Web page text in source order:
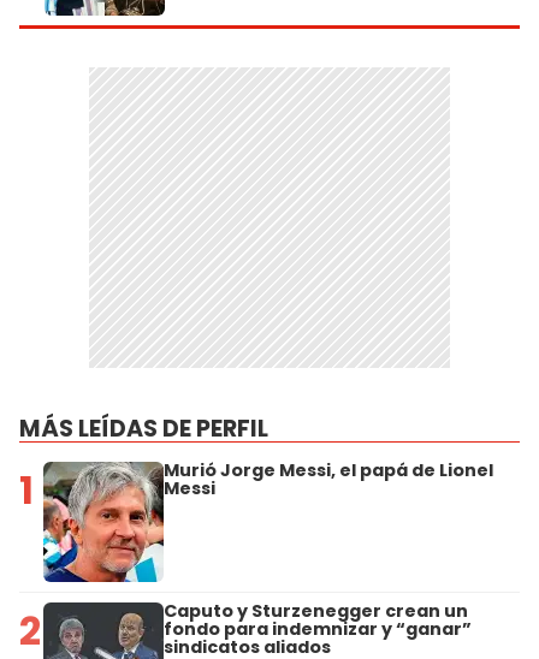
MÁS LEÍDAS DE PERFIL
1 Murió Jorge Messi, el papá de Lionel
Messi
2 Caputo y Sturzenegger crean un
fondo para indemnizar y “ganar”
sindicatos aliados